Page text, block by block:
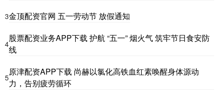
3金顶配资官网 五一劳动节 放假通知
4
股票配资业务APP下载 护航 “五一” 烟火气 筑牢节日食安防
线
5
原津配资APP下载 尚赫以氯化高铁血红素唤醒身体源动
力，告别疲劳循环